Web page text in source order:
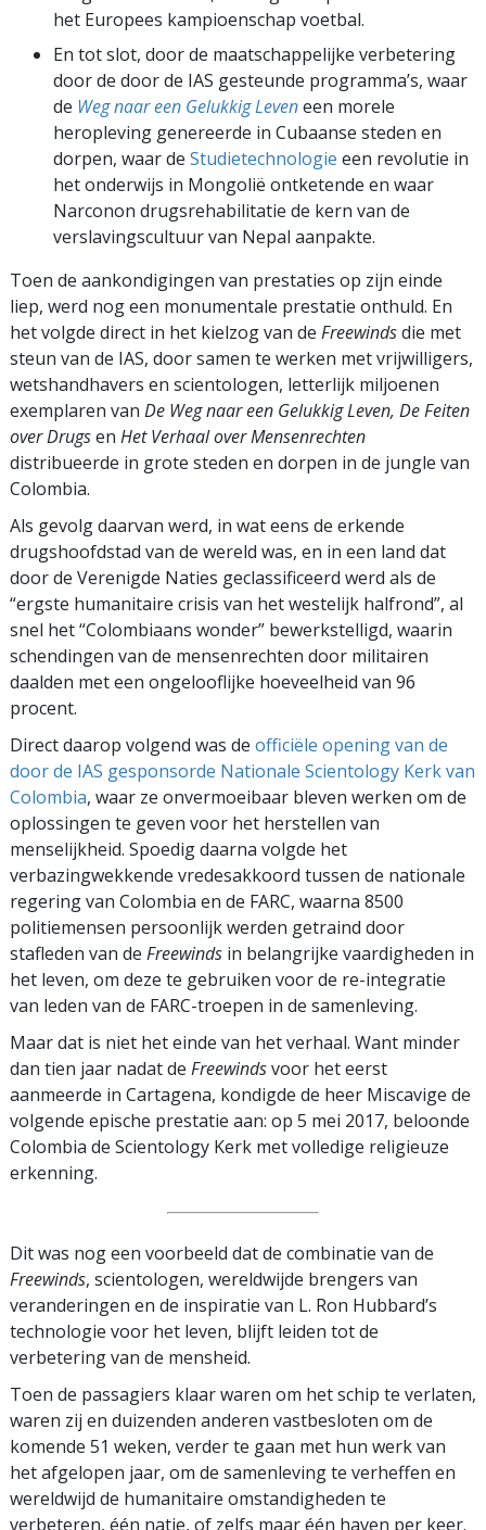
het Europees kampioenschap voetbal.
En tot slot, door de maatschappelijke verbetering
door de door de IAS gesteunde programma’s, waar
de Weg naar een Gelukkig Leveneen morele
heropleving genereerde in Cubaanse steden en
dorpen, waar de Studietechnologie een revolutie in
het onderwijs in Mongolië ontketende en waar
Narconon drugsrehabilitatie de kern van de
verslavingscultuur van Nepal aanpakte.
Toen de aankondigingen van prestaties op zijn einde
liep, werd nog een monumentale prestatie onthuld. En
het volgde direct in het kielzog van de Freewindsdie met
steun van de IAS, door samen te werken met vrijwilligers,
wetshandhavers en scientologen, letterlijk miljoenen
exemplaren van De Weg naar een Gelukkig Leven, De Feiten
over Drugsen Het Verhaal over Mensenrechten
distribueerde in grote steden en dorpen in de jungle van
Colombia.
Als gevolg daarvan werd, in wat eens de erkende
drugshoofdstad van de wereld was, en in een land dat
door de Verenigde Naties geclassificeerd werd als de
“ergste humanitaire crisis van het westelijk halfrond”, al
snel het “Colombiaans wonder” bewerkstelligd, waarin
schendingen van de mensenrechten door militairen
daalden met een ongelooflijke hoeveelheid van 96
procent.
Direct daarop volgend was de officiële opening van de
door de IAS gesponsorde Nationale Scientology Kerk van
Colombia, waar ze onvermoeibaar bleven werken om de
oplossingen te geven voor het herstellen van
menselijkheid. Spoedig daarna volgde het
verbazingwekkende vredesakkoord tussen de nationale
regering van Colombia en de FARC, waarna 8500
politiemensen persoonlijk werden getraind door
stafleden van de Freewinds in belangrijke vaardigheden in
het leven, om deze te gebruiken voor de re-integratie
van leden van de FARC-troepen in de samenleving.
Maar dat is niet het einde van het verhaal. Want minder
dan tien jaar nadat de Freewindsvoor het eerst
aanmeerde in Cartagena, kondigde de heer Miscavige de
volgende epische prestatie aan: op 5 mei 2017, beloonde
Colombia de Scientology Kerk met volledige religieuze
erkenning.
Dit was nog een voorbeeld dat de combinatie van de
Freewinds, scientologen, wereldwijde brengers van
veranderingen en de inspiratie van L. Ron Hubbard’s
technologie voor het leven, blijft leiden tot de
verbetering van de mensheid.
Toen de passagiers klaar waren om het schip te verlaten,
waren zij en duizenden anderen vastbesloten om de
komende 51 weken, verder te gaan met hun werk van
het afgelopen jaar, om de samenleving te verheffen en
wereldwijd de humanitaire omstandigheden te
verbeteren, één natie, of zelfs maar één haven per keer.